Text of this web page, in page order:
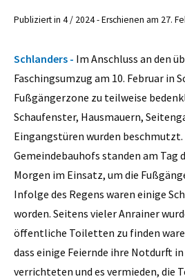
Publiziert in 4 / 2024 - Erschienen am 27.
Schlanders - Im Anschluss an den
Faschingsumzug am 10. Februar in
Fußgängerzone zu teilweise
Schaufenster, Hausmauern,
Eingangstüren wurden
Gemeindebauhofs standen am Tag
Morgen im Einsatz, um die
Infolge des Regens waren einige
worden. Seitens vieler Anrainer
öffentliche Toiletten zu finden
dass einige Feiernde ihre Notdurft
verrichteten und es vermieden, die